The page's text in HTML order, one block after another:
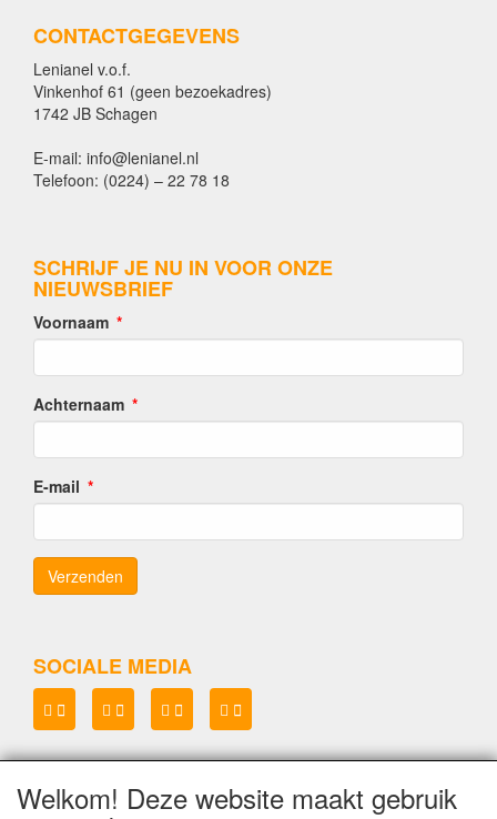
CONTACTGEGEVENS
Lenianel v.o.f.
Vinkenhof 61 (geen bezoekadres)
1742 JB Schagen
E-mail: info@lenianel.nl
Telefoon: (0224) – 22 78 18
SCHRIJF JE NU IN VOOR ONZE
NIEUWSBRIEF
Voornaam
Achternaam
E-mail
SOCIALE MEDIA
Lenianel v.o.f.
Welkom! Deze website maakt gebruik